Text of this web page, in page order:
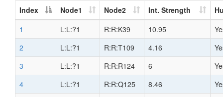
Index Node1 Node2 Int. Strength
1
L:L:?1 R:R:K39 10.95
2
L:L:?1 R:R:T109 4.16
3
L:L:?1 R:R:R124 6
4
L:L:?1 R:R:Q125 8.46